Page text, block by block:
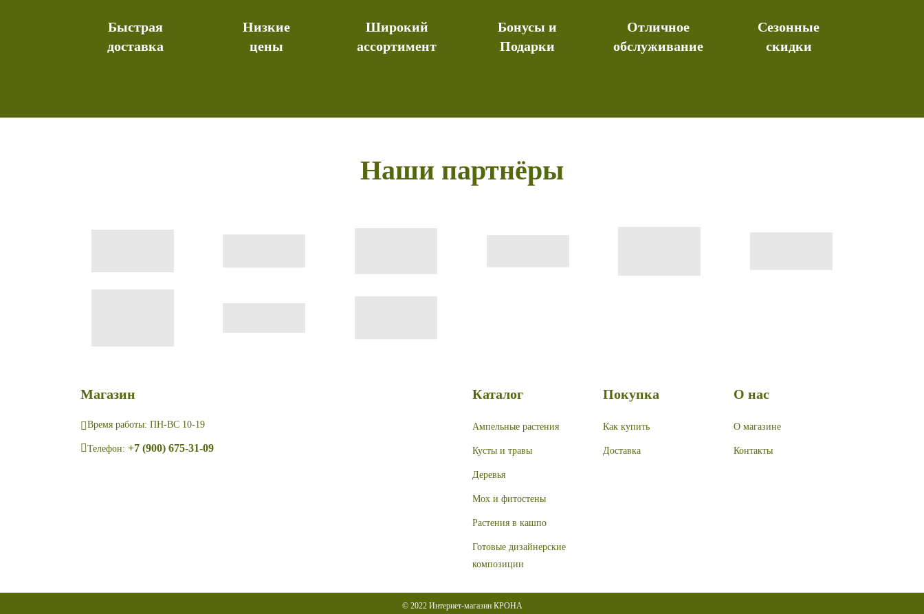
Быстрая
доставка
Низкие
цены
Широкий
ассортимент
Бонусы и
Подарки
Отличное
обслуживание
Сезонные
скидки
Наши партнёры
Магазин
Время работы: ПН-ВС 10-19
Телефон: +7 (900) 675-31-09
Каталог
Ампельные растения
Кусты и травы
Деревья
Мох и фитостены
Растения в кашпо
Готовые дизайнерские
композиции
Покупка
Как купить
Доставка
О нас
О магазине
Контакты
© 2022 Интернет-магазин КРОНА